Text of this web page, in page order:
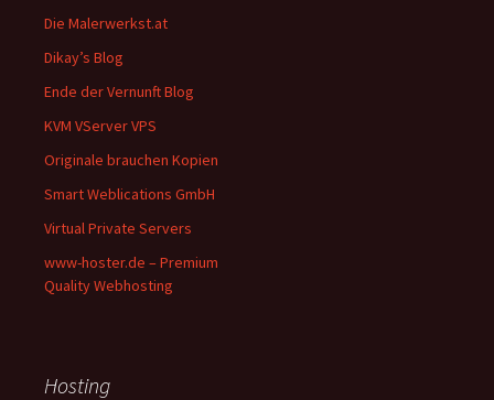
Die Malerwerkst.at
Dikay’s Blog
Ende der Vernunft Blog
KVM VServer VPS
Originale brauchen Kopien
Smart Weblications GmbH
Virtual Private Servers
www-hoster.de – Premium
Quality Webhosting
Hosting